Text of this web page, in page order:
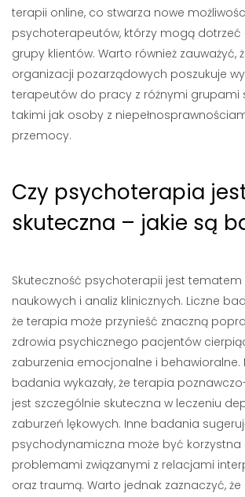
terapii online, co stwarza nowe
psychoterapeutów, którzy mogą dotrzeć
grupy klientów. Warto również zauważyć,
organizacji pozarządowych poszukuje
terapeutów do pracy z różnymi grupami
takimi jak osoby z
przemocy.
Czy psychoterapia
skuteczna – jakie są
Skuteczność psychoterapii jest
naukowych i analiz klinicznych. Liczne
że terapia może przynieść znaczną
zdrowia psychicznego pacjentów
zaburzenia emocjonalne i behawioralne.
badania wykazały, że terapia
jest szczególnie skuteczna w leczeniu
zaburzeń lękowych. Inne badania
psychodynamiczna może być korzystna
problemami związanymi z relacjami
oraz traumą. Warto jednak zaznaczyć,